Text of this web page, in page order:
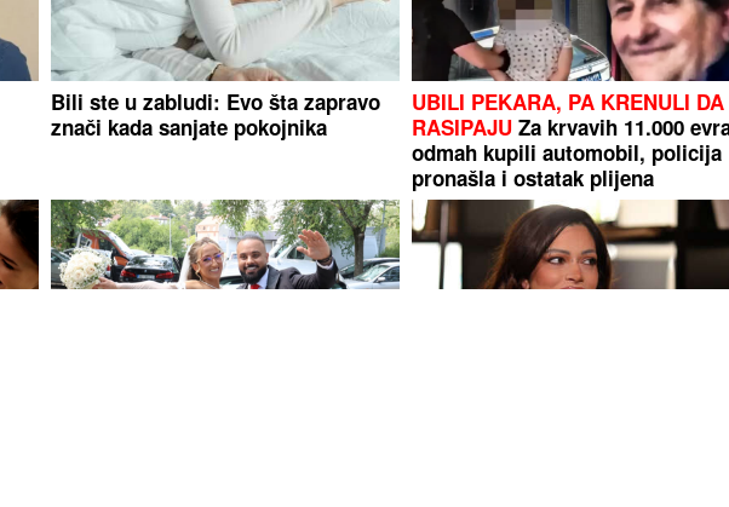
Bili ste u zabludi: Evo šta zapravo
znači kada sanjate pokojnika
UBILI PEKARA, PA KRENULI
RASIPAJU Za krvavih 11.000
odmah kupili automobil, policija
pronašla i ostatak plijena